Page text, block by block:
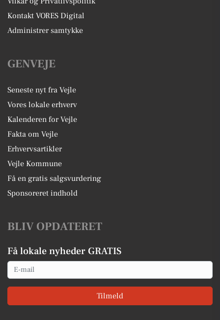
Kontakt VORES Digital
Administrer samtykke
GENVEJE
Seneste nyt fra Vejle
Vores lokale erhverv
Kalenderen for Vejle
Fakta om Vejle
Erhvervsartikler
Vejle Kommune
Få en gratis salgsvurdering
Sponsoreret indhold
BLIV OPDATERET
Få lokale nyheder GRATIS
Email
Tilmeld